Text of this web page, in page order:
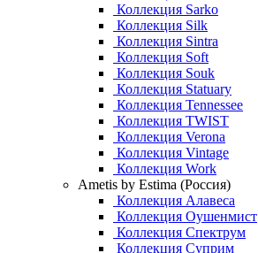
Коллекция Sarko
Коллекция Silk
Коллекция Sintra
Коллекция Soft
Коллекция Souk
Коллекция Statuary
Коллекция Tennessee
Коллекция TWIST
Коллекция Verona
Коллекция Vintage
Коллекция Work
Ametis by Estima (Россия)
Коллекция Алавеса
Коллекция Оушенмист
Коллекция Спектрум
Коллекция Суприм